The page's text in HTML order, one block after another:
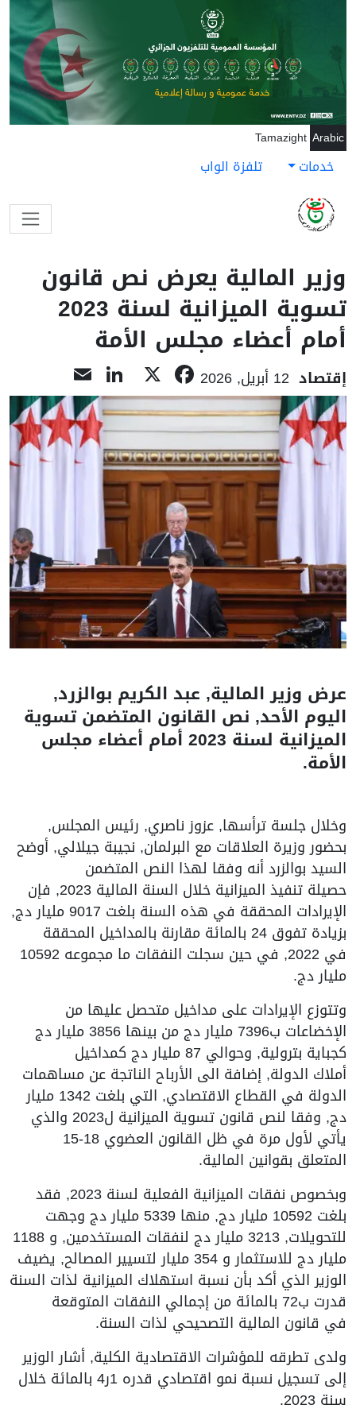
تجاوز إلى المحتوى الرئيسي
Arabic
Tamazight
خدمات تلفزة الواب
وزير المالية يعرض نص قانون
تسوية الميزانية لسنة 2023
أمام أعضاء مجلس الأمة
إقتصاد 12 أبريل, 2026 Facebook
LinkedIn
عرض وزير المالية, عبد الكريم بوالزرد,
اليوم الأحد, نص القانون المتضمن تسوية
الميزانية لسنة 2023 أمام أعضاء مجلس
الأمة.
وخلال جلسة ترأسها, عزوز ناصري, رئيس المجلس,
بحضور وزيرة العلاقات مع البرلمان, نجيبة جيلالي, أوضح
السيد بوالزرد أنه وفقا لهذا النص المتضمن
حصيلة تنفيذ الميزانية خلال السنة المالية 2023, فإن
الإيرادات المحققة في هذه السنة بلغت 9017 مليار دج,
بزيادة تفوق 24 بالمائة مقارنة بالمداخيل المحققة
في 2022, في حين سجلت النفقات ما مجموعه 10592
مليار دج.
وتتوزع الإيرادات على مداخيل متحصل عليها من
الإخضاعات ب7396 مليار دج من بينها 3856 مليار دج
كجباية بترولية, وحوالي 87 مليار دج كمداخيل
أملاك الدولة, إضافة الى الأرباح الناتجة عن مساهمات
الدولة في القطاع الاقتصادي, التي بلغت 1342 مليار
دج, وفقا لنص قانون تسوية الميزانية ل2023 والذي
يأتي لأول مرة في ظل القانون العضوي 18-15
المتعلق بقوانين المالية.
وبخصوص نفقات الميزانية الفعلية لسنة 2023, فقد
بلغت 10592 مليار دج, منها 5339 مليار دج وجهت
للتحويلات, 3213 مليار دج لنفقات المستخدمين, و 1188
مليار دج للاستثمار و 354 مليار لتسيير المصالح, يضيف
الوزير الذي أكد بأن نسبة استهلاك الميزانية لذات السنة
قدرت ب72 بالمائة من إجمالي النفقات المتوقعة
في قانون المالية التصحيحي لذات السنة.
ولدى تطرقه للمؤشرات الاقتصادية الكلية, أشار الوزير
إلى تسجيل نسبة نمو اقتصادي قدره 1ر4 بالمائة خلال
سنة 2023.